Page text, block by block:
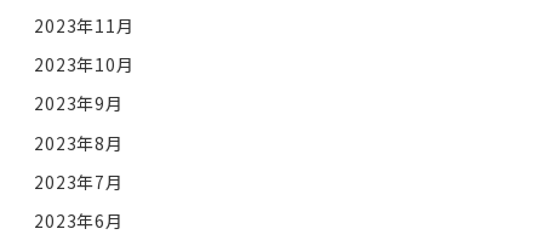
2023年11月
2023年10月
2023年9月
2023年8月
2023年7月
2023年6月